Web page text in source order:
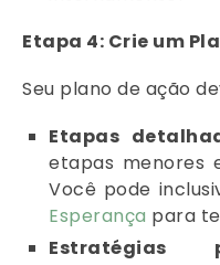
Etapa 4: Crie um
Seu plano de ação
Etapas
etapas menores
Você pode
Esperança para